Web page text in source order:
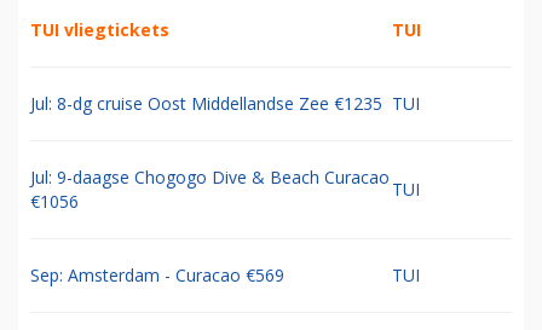
TUI vliegtickets TUI
Jul: 8-dg cruise Oost Middellandse Zee €1235 TUI
Jul: 9-daagse Chogogo Dive & Beach Curacao
€1056
TUI
Sep: Amsterdam - Curacao €569 TUI